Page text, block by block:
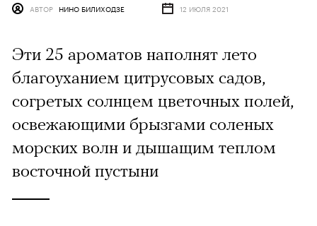
АВТОР НИНО БИЛИХОДЗЕ 12 ИЮЛЯ 2021
Эти 25 ароматов наполнят лето
благоуханием цитрусовых садов,
согретых солнцем цветочных полей,
освежающими брызгами соленых
морских волн и дышащим теплом
восточной пустыни